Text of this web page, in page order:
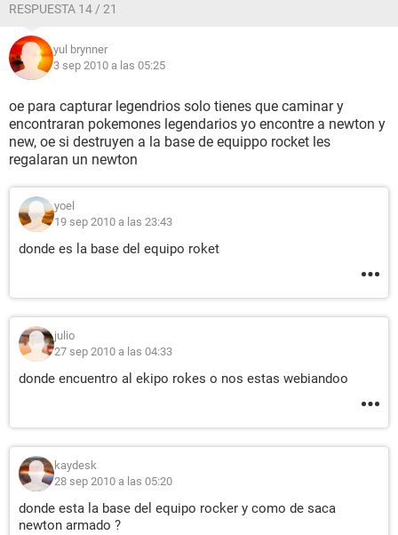
RESPUESTA 14 / 21
yul brynner
3 sep 2010 a las 05:25
oe para capturar legendrios solo tienes que caminar y
encontraran pokemones legendarios yo encontre a newton y
new, oe si destruyen a la base de equippo rocket les
regalaran un newton
yoel
19 sep 2010 a las 23:43
donde es la base del equipo roket
julio
27 sep 2010 a las 04:33
donde encuentro al ekipo rokes o nos estas webiandoo
kaydesk
28 sep 2010 a las 05:20
donde esta la base del equipo rocker y como de saca
newton armado ?